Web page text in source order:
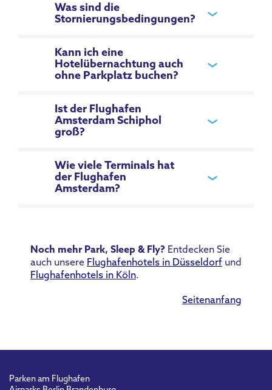
Was sind die
Stornierungsbedingungen?
Kann ich eine
Hotelübernachtung auch
ohne Parkplatz buchen?
Ist der Flughafen
Amsterdam Schiphol
groß?
Wie viele Terminals hat
der Flughafen
Amsterdam?
Noch mehr Park, Sleep & Fly? Entdecken Sie
auch unsere Flughafenhotels in Düsseldorf und
Flughafenhotels in Köln.
Seitenanfang
Parken am Flughafen